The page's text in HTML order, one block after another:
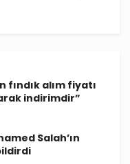
fındık alım fiyatı
indirimdir”
Salah’ın